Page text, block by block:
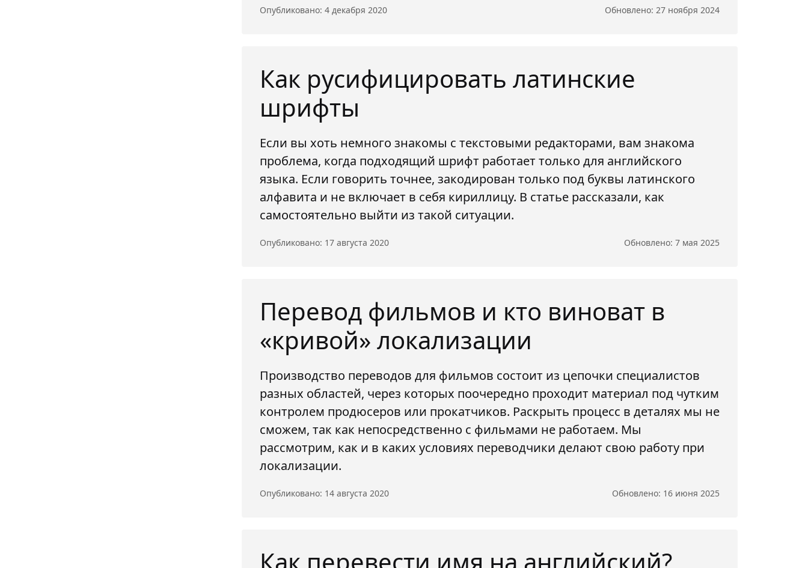
Опубликовано: 4 декабря 2020 Обновлено: 27 ноября 2024
Как русифицировать латинские
шрифты
Если вы хоть немного знакомы с текстовыми редакторами, вам знакома
проблема, когда подходящий шрифт работает только для английского
языка. Если говорить точнее, закодирован только под буквы латинского
алфавита и не включает в себя кириллицу. В статье рассказали, как
самостоятельно выйти из такой ситуации.
Опубликовано: 17 августа 2020 Обновлено: 7 мая 2025
Перевод фильмов и кто виноват в
«кривой» локализации
Производство переводов для фильмов состоит из цепочки специалистов
разных областей, через которых поочередно проходит материал под чутким
контролем продюсеров или прокатчиков. Раскрыть процесс в деталях мы не
сможем, так как непосредственно с фильмами не работаем. Мы
рассмотрим, как и в каких условиях переводчики делают свою работу при
локализации.
Опубликовано: 14 августа 2020 Обновлено: 16 июня 2025